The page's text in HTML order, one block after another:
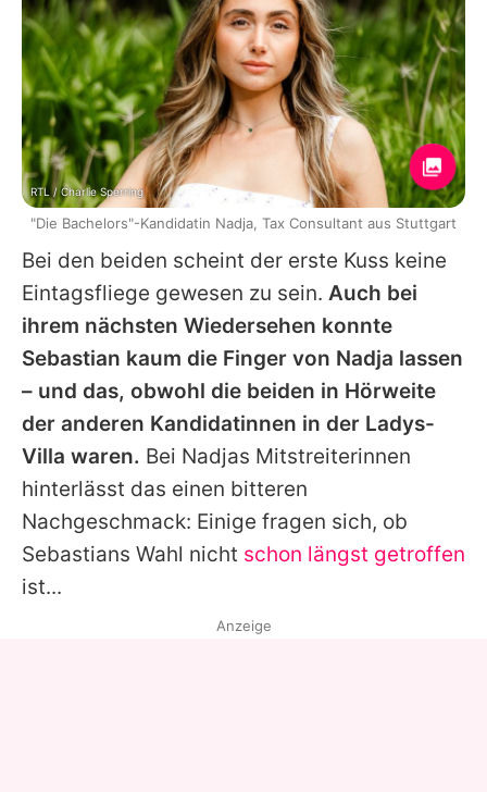
Bei den beiden scheint der erste Kuss keine
Eintagsfliege gewesen zu sein. Auch bei
ihrem nächsten Wiedersehen konnte
Sebastian kaum die Finger von Nadja lassen
– und das, obwohl die beiden in Hörweite
der anderen Kandidatinnen in der Ladys-
Villa waren. Bei Nadjas Mitstreiterinnen
hinterlässt das einen bitteren
Nachgeschmack: Einige fragen sich, ob
Sebastians Wahl nicht schon längst getroffen
ist...
RTL / Charlie Sperring
"Die Bachelors"-Kandidatin Nadja, Tax Consultant aus Stuttgart
Anzeige